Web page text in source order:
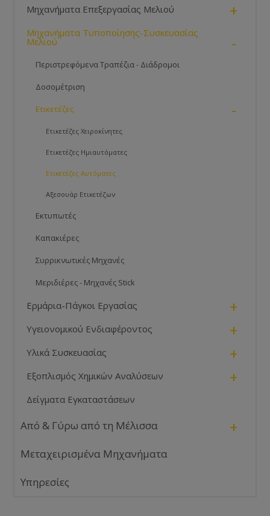
Μηχανήματα Επεξεργασίας Μελιού +
Μηχανήματα Τυποποίησης-Συσκευασίας
Μελιού -
Περιστρεφόμενα Τραπέζια - Διάδρομοι
Δοσομέτριση
Ετικετέζες -
Ετικετέζες Χειροκίνητες
Ετικετέζες Ημιαυτόματες
Ετικετέζες Αυτόματες
Αξεσουάρ Ετικετέζων
Εκτυπωτές
Καπακιέρες
Συρρικνωτικές Μηχανές
Μεριδιέρες - Μηχανές Stick
Ερμάρια-Πάγκοι Εργασίας +
Υγειονομικού Ενδιαφέροντος +
Υλικά Συσκευασίας +
Εξοπλισμός Χημικών Αναλύσεων +
Δείγματα Εγκαταστάσεων
Από & Γύρω από τη Μέλισσα +
Μεταχειρισμένα Μηχανήματα
Υπηρεσίες